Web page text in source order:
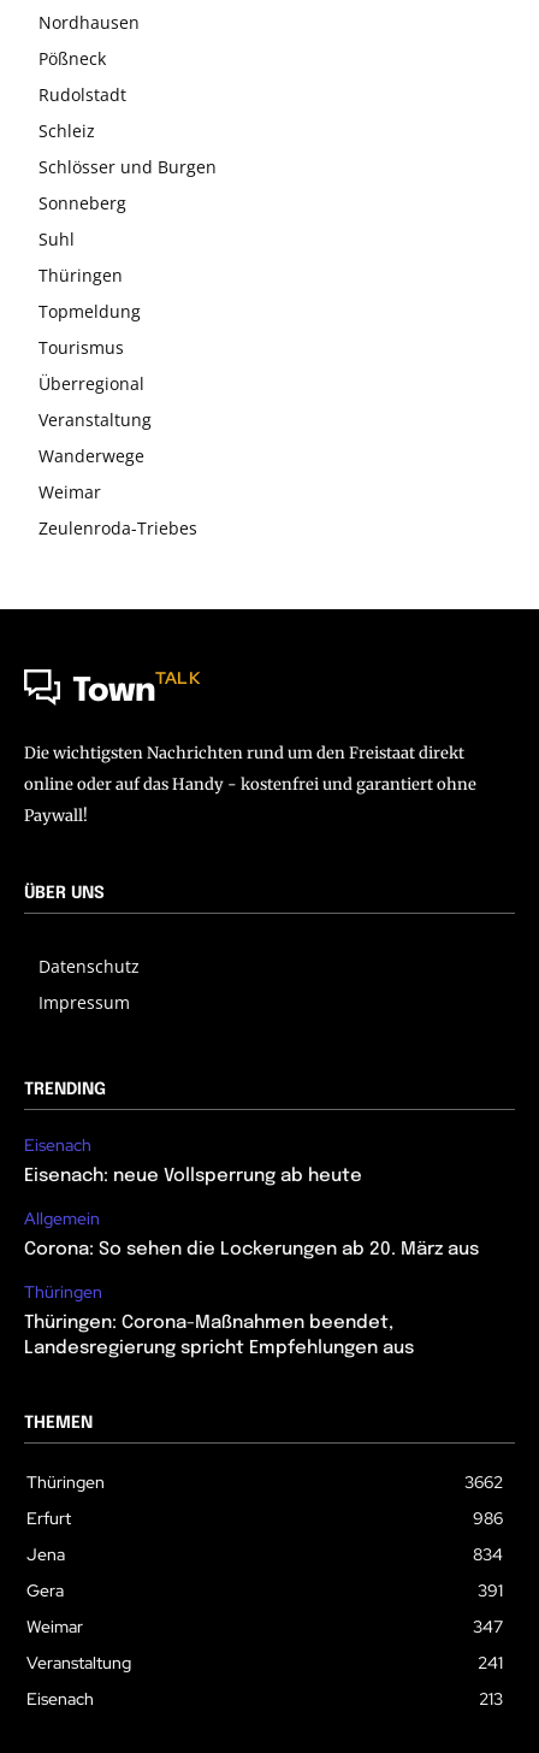
Nordhausen
Pößneck
Rudolstadt
Schleiz
Schlösser und Burgen
Sonneberg
Suhl
Thüringen
Topmeldung
Tourismus
Überregional
Veranstaltung
Wanderwege
Weimar
Zeulenroda-Triebes
TownTALK
Die wichtigsten Nachrichten rund um den Freistaat direkt
online oder auf das Handy - kostenfrei und garantiert ohne
Paywall!
ÜBER UNS
Datenschutz
Impressum
TRENDING
Eisenach
Eisenach: neue Vollsperrung ab heute
Allgemein
Corona: So sehen die Lockerungen ab 20. März aus
Thüringen
Thüringen: Corona-Maßnahmen beendet,
Landesregierung spricht Empfehlungen aus
THEMEN
Thüringen
3662
Erfurt
986
Jena
834
Gera
391
Weimar
347
Veranstaltung
241
Eisenach
213